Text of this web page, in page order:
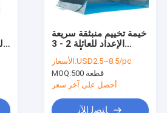
خيمة تخييم منبثقة سريعة
الإعداد للعائلة 2 - 3
أشخاص
الأسعار:USD2.5~8.5/pc
MOQ:
500 قطعة
أحصل على آخر سعر
ﺎﺘﺼﻟ ﺍﻶﻧ